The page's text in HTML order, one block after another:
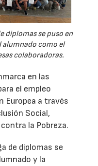
diplomas se puso en
alumnado como el
colaboradoras.
en las
el empleo
Europea a través
Social,
la Pobreza.
de diplomas se
y la